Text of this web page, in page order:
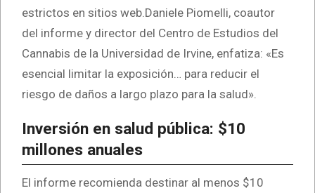
estrictos en sitios web.Daniele Piomelli, coautor
del informe y director del Centro de Estudios del
Cannabis de la Universidad de Irvine, enfatiza: «Es
esencial limitar la exposición… para reducir el
riesgo de daños a largo plazo para la salud».
Inversión en salud pública: $10
millones anuales
El informe recomienda destinar al menos $10